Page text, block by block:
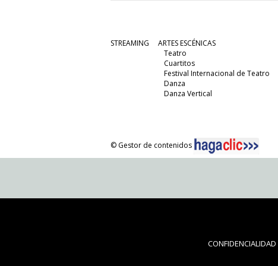
STREAMING
ARTES ESCÉNICAS
Teatro
Cuartitos
Festival Internacional de Teatro
Danza
Danza Vertical
© Gestor de contenidos
CONFIDENCIALIDAD